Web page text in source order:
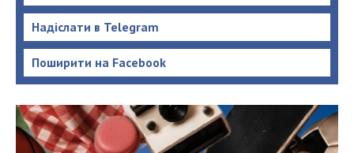
Надіслати в Telegram
Поширити на Facebook